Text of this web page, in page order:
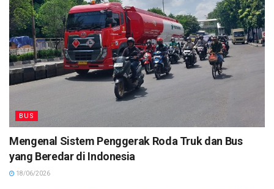
BUS
Mengenal Sistem Penggerak Roda Truk dan Bus
yang Beredar di Indonesia
18/06/2026